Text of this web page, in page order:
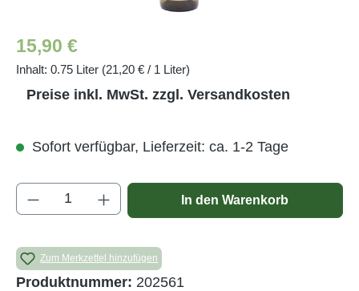
Regulärer Preis:
15,90 €
Inhalt: 0.75 Liter (21,20 € / 1 Liter)
Preise inkl. MwSt. zzgl. Versandkosten
Sofort verfügbar, Lieferzeit: ca. 1-2 Tage
Produkt Anzahl: Gib den gewünschten
In den Warenkorb
Zum Merkzettel hinzufügen
Produktnummer: 202561